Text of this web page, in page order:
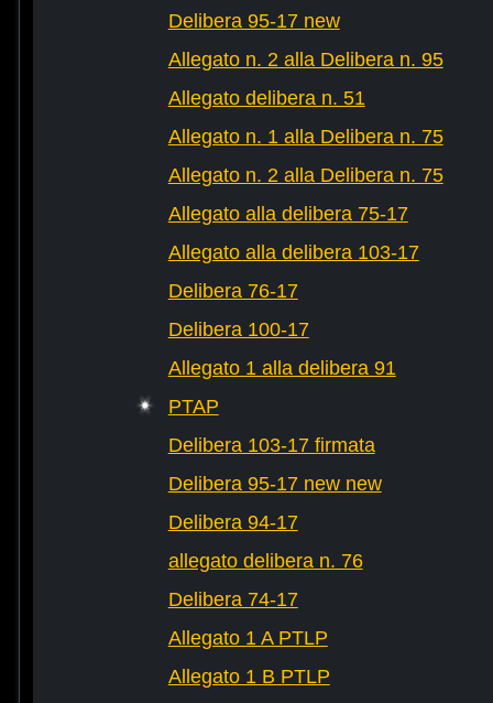
Delibera 95-17 new
Allegato n. 2 alla Delibera n. 95
Allegato delibera n. 51
Allegato n. 1 alla Delibera n. 75
Allegato n. 2 alla Delibera n. 75
Allegato alla delibera 75-17
Allegato alla delibera 103-17
Delibera 76-17
Delibera 100-17
Allegato 1 alla delibera 91
PTAP
Delibera 103-17 firmata
Delibera 95-17 new new
Delibera 94-17
allegato delibera n. 76
Delibera 74-17
Allegato 1 A PTLP
Allegato 1 B PTLP